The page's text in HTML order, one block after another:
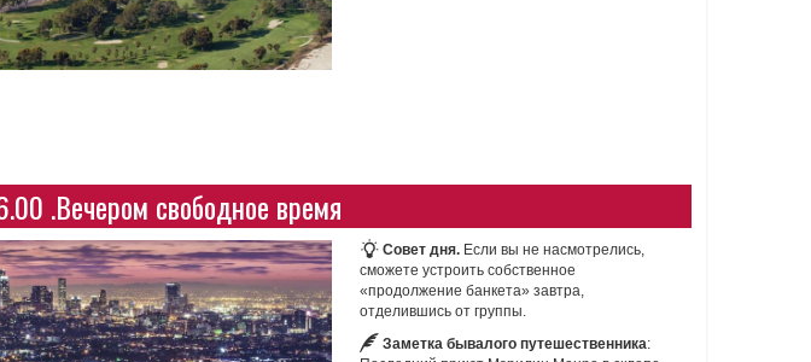
.Вечером свободное время
Совет дня.Если вы не насмотрелись,
сможете устроить собственное
«продолжение банкета» завтра,
отделившись от группы.
Заметка бывалого путешественника: